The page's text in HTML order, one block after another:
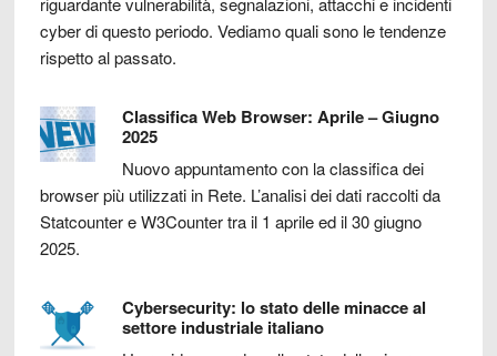
cyber di questo periodo. Vediamo quali sono le tendenze
rispetto al passato.
Classifica Web Browser: Aprile – Giugno
2025
Nuovo appuntamento con la classifica dei
browser più utilizzati in Rete. L’analisi dei dati raccolti da
Statcounter e W3Counter tra il 1 aprile ed il 30 giugno
2025.
Cybersecurity: lo stato delle minacce al
settore industriale italiano